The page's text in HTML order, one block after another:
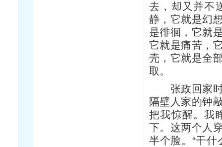
去，却又并不
静，它就是幻
是徘徊，它就
它就是痛苦，
壳，它就是全
取。
张政回家时
隔壁人家的钟
把我惊醒。我
下。这两个人
半个脸。“干